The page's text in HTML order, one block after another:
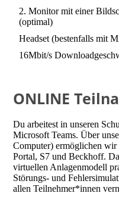
2. Monitor mit einer
(optimal)
Headset (bestenfalls mit
16Mbit/s
ONLINE
Du arbeitest in unseren
Microsoft Teams. Über
Computer) ermöglichen
Portal, S7 und Beckhoff.
virtuellen Anlagenmodell
Störungs- und
allen Teilnehmer*innen